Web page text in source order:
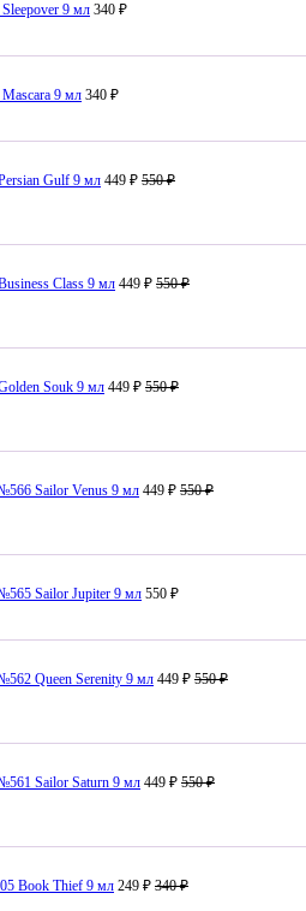
9 мл 340 ₽
9 мл 340 ₽
Gulf 9 мл 449 ₽ 550 ₽
Class 9 мл 449 ₽ 550 ₽
Souk 9 мл 449 ₽ 550 ₽
Sailor Venus 9 мл 449 ₽ 550 ₽
Sailor Jupiter 9 мл 550 ₽
Queen Serenity 9 мл 449 ₽ 550 ₽
Sailor Saturn 9 мл 449 ₽ 550 ₽
Book Thief 9 мл 249 ₽ 340 ₽